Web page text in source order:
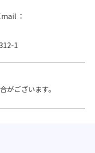
：
1
がございます。